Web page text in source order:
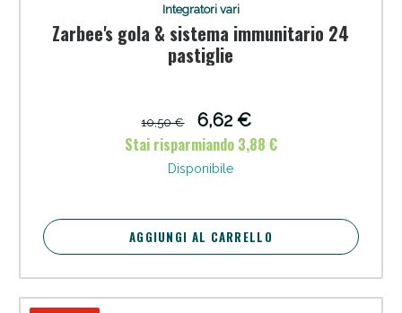
Integratori vari
Zarbee's gola & sistema immunitario 24
pastiglie
10,50 €
6,62 €
Stai risparmiando 3,88 €
Disponibile
AGGIUNGI AL CARRELLO